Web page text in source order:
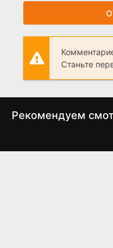
Станьте
Рекомендуем